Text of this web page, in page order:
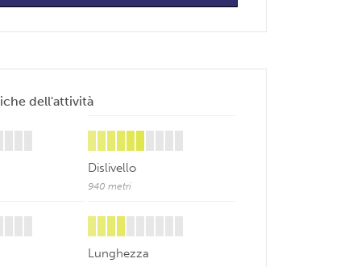
dell'attività
Dislivello
940 metri
Lunghezza